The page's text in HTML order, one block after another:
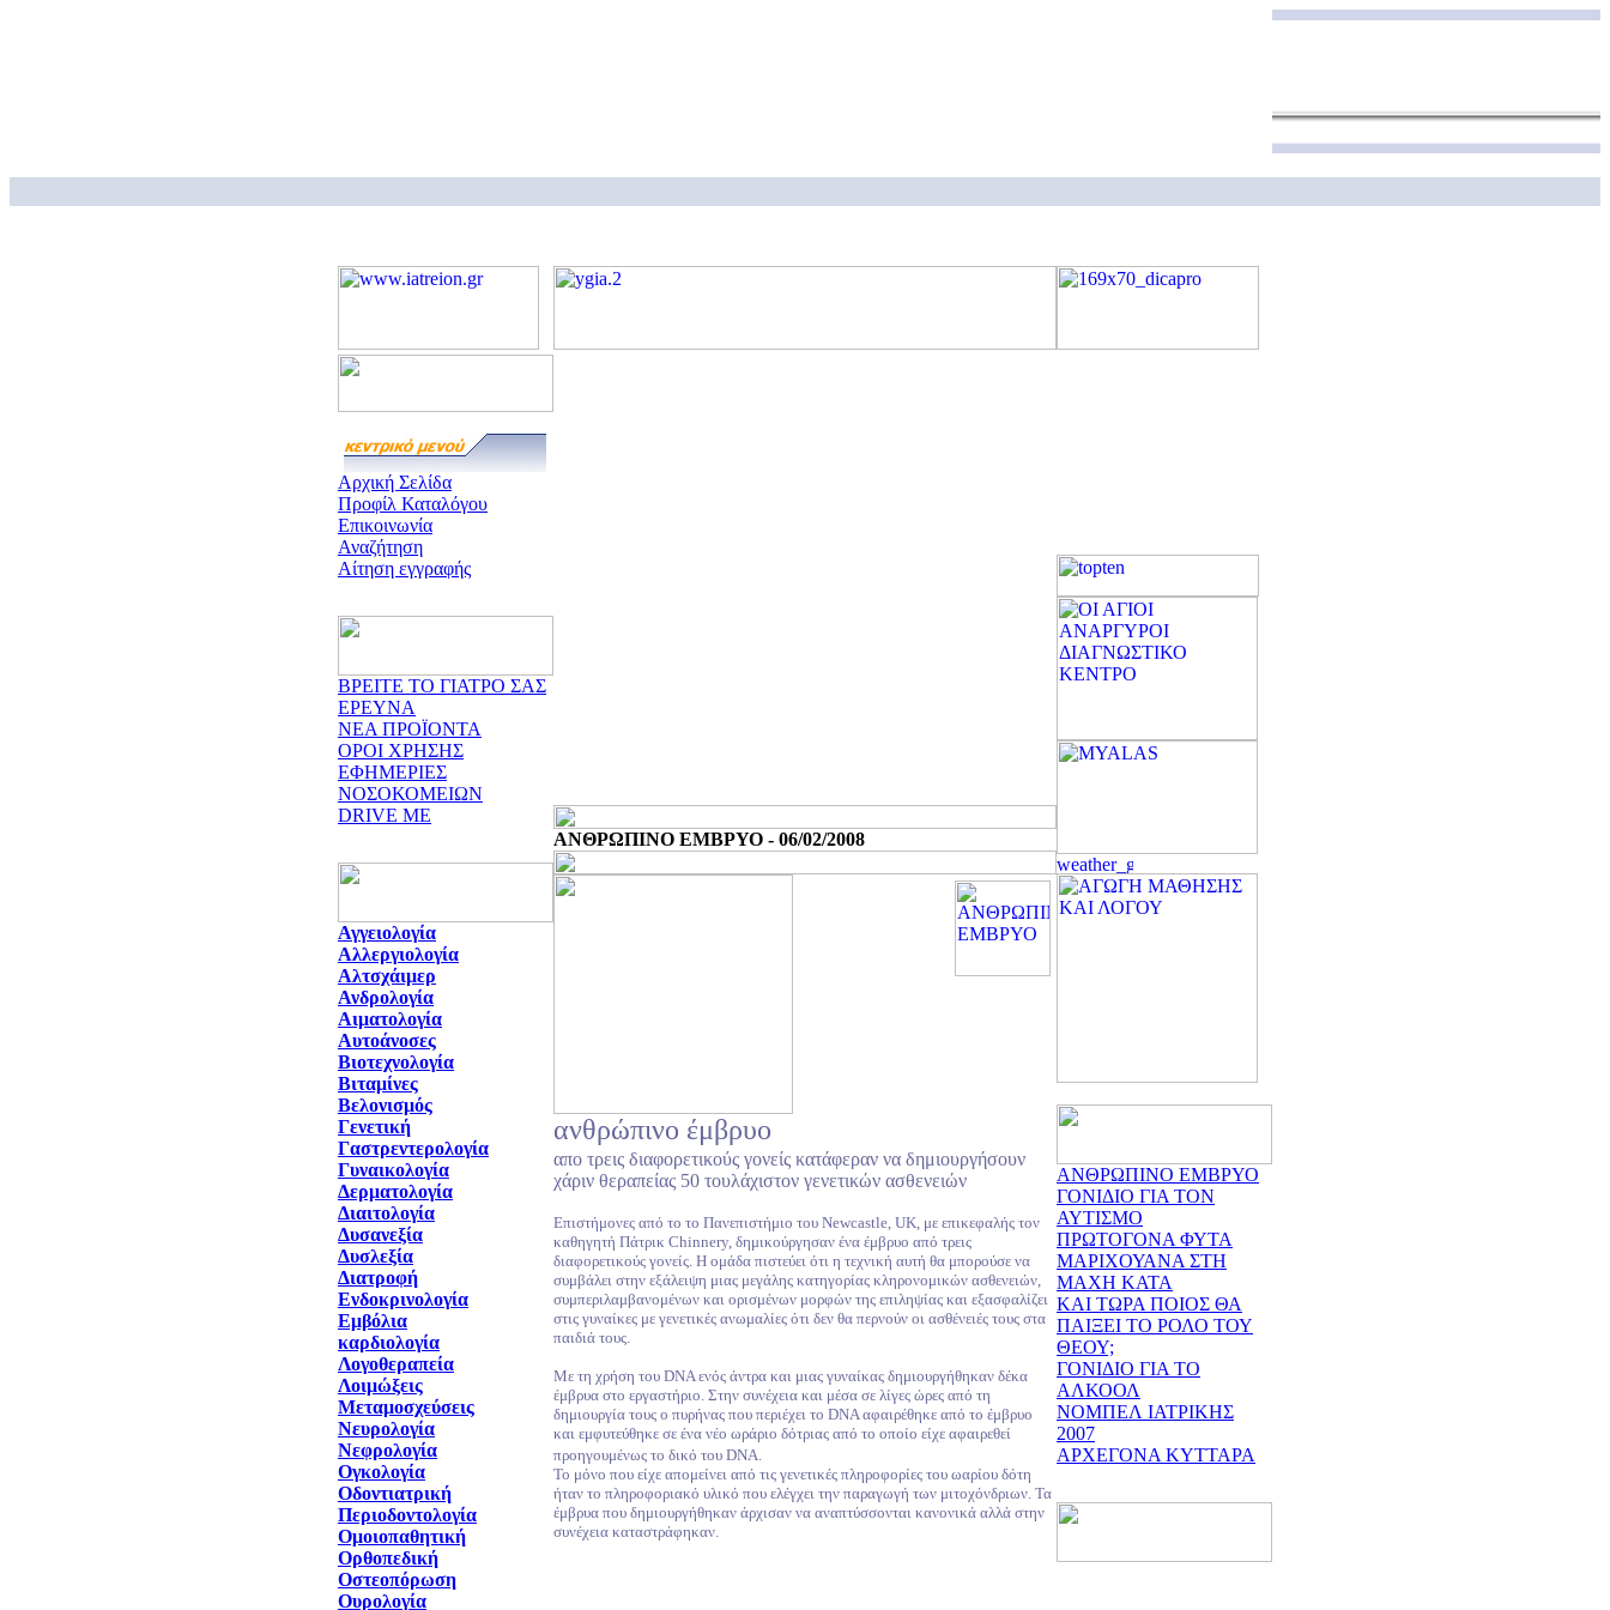
Αρχική Σελίδα
Προφίλ Καταλόγου
Επικοινωνία
Αναζήτηση
Αίτηση εγγραφής
ΒΡΕΙΤΕ ΤΟ ΓΙΑΤΡΟ ΣΑΣ
ΕΡΕΥΝΑ
ΝΕΑ ΠΡΟΪΟΝΤΑ
ΟΡΟΙ ΧΡΗΣΗΣ
ΕΦΗΜΕΡΙΕΣ
ΝΟΣΟΚΟΜΕΙΩΝ
DRIVE ME
Αγγειολογία
Αλλεργιολογία
Αλτσχάιμερ
Ανδρολογία
Αιματολογία
Αυτοάνοσες
Βιοτεχνολογία
Βιταμίνες
Βελονισμός
Γενετική
Γαστρεντερολογία
Γυναικολογία
Δερματολογία
Διαιτολογία
Δυσανεξία
Δυσλεξία
Διατροφή
Ενδοκρινολογία
Εμβόλια
καρδιολογία
Λογοθεραπεία
Λοιμώξεις
Μεταμοσχεύσεις
Νευρολογία
Νεφρολογία
Ογκολογία
Οδοντιατρική
Περιοδοντολογία
Ομοιοπαθητική
Ορθοπεδική
Οστεοπόρωση
Ουρολογία
ΑΝΘΡΩΠΙΝΟ ΕΜΒΡΥΟ - 06/02/2008
ανθρώπινο έμβρυο
απο τρεις διαφορετικούς γονείς κατάφεραν να δημιουργήσουν
χάριν θεραπείας 50 τουλάχιστον γενετικών ασθενειών
Επιστήμονες από το το Πανεπιστήμιο του Newcastle, UK, με επικεφαλής τον
καθηγητή Πάτρικ Chinnery, δημικούργησαν ένα έμβρυο από τρεις
διαφορετικούς γονείς. Η ομάδα πιστεύει ότι η τεχνική αυτή θα μπορούσε να
συμβάλει στην εξάλειψη μιας μεγάλης κατηγορίας κληρονομικών ασθενειών,
συμπεριλαμβανομένων και ορισμένων μορφών της επιληψίας και εξασφαλίζει
στις γυναίκες με γενετικές ανωμαλίες ότι δεν θα περνούν οι ασθένειές τους στα
παιδιά τους.
Με τη χρήση του DNA ενός άντρα και μιας γυναίκας δημιουργήθηκαν δέκα
έμβρυα στο εργαστήριο. Στην συνέχεια και μέσα σε λίγες ώρες από τη
δημιουργία τους ο πυρήνας που περιέχει το DNA αφαιρέθηκε από το έμβρυο
και εμφυτεύθηκε σε ένα νέο ωράριο δότριας από το οποίο είχε αφαιρεθεί
προηγουμένως το δικό του DNA.
Το μόνο που είχε απομείνει από τις γενετικές πληροφορίες του ωαρίου δότη
ήταν το πληροφοριακό υλικό που ελέγχει την παραγωγή των μιτοχόνδριων. Τα
έμβρυα που δημιουργήθηκαν άρχισαν να αναπτύσσονται κανονικά αλλά στην
συνέχεια καταστράφηκαν.
ΑΝΘΡΩΠΙΝΟ ΕΜΒΡΥΟ
ΓΟΝΙΔΙΟ ΓΙΑ ΤΟΝ
ΑΥΤΙΣΜΟ
ΠΡΩΤΟΓΟΝΑ ΦΥΤΑ
ΜΑΡΙΧΟΥΑΝΑ ΣΤΗ
ΜΑΧΗ ΚΑΤΑ
ΚΑΙ ΤΩΡΑ ΠΟΙΟΣ ΘΑ
ΠΑΙΞΕΙ ΤΟ ΡΟΛΟ ΤΟΥ
ΘΕΟΥ;
ΓΟΝΙΔΙΟ ΓΙΑ ΤΟ
ΑΛΚΟΟΛ
ΝΟΜΠΕΛ ΙΑΤΡΙΚΗΣ
2007
ΑΡΧΕΓΟΝΑ ΚΥΤΤΑΡΑ